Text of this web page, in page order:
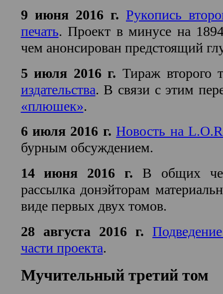
9 июня 2016 г. Рукопись
печать. Проект в минусе на
чем анонсирован предстоящий
5 июля 2016 г. Тираж второго
издательства. В связи с этим
«плюшек».
6 июля 2016 г. Новость на
бурным обсуждением.
14 июня 2016 г. В общих
рассылка донэйторам
виде первых двух томов.
28 августа 2016 г.
части проекта.
Мучительный третий том